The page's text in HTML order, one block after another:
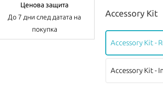
Ценова защита
До 7 дни след датата на
покупка
Accessory Kit
Accessory Kit -
Accessory Kit -